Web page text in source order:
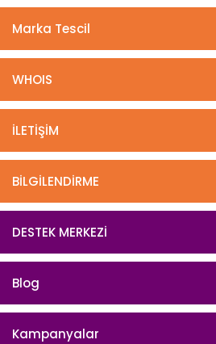
Marka Tescil
WHOIS
İLETİŞİM
BİLGİLENDİRME
DESTEK MERKEZİ
Blog
Kampanyalar